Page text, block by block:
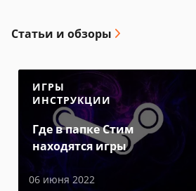
Статьи и обзоры
ИГРЫ
ИНСТРУКЦИИ
Где в папке Стим
находятся игры
06 июня 2022